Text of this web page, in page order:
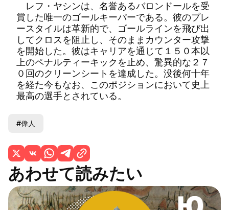
レフ・ヤシンは、名誉あるバロンドールを受
賞した唯一のゴールキーパーである。彼のプレ
ースタイルは革新的で、ゴールラインを飛び出
してクロスを阻止し、そのままカウンター攻撃
を開始した。彼はキャリアを通じて１５０本以
上のペナルティーキックを止め、驚異的な２７
０回のクリーンシートを達成した。没後何十年
を経た今もなお、このポジションにおいて史上
最高の選手とされている。
#偉人
あわせて読みたい